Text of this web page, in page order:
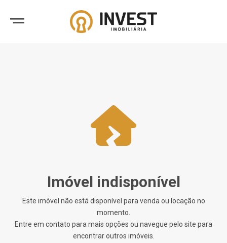
Imóvel indisponível
Este imóvel não está disponível para venda ou locação no
momento.
Entre em contato para mais opções ou navegue pelo site para
encontrar outros imóveis.